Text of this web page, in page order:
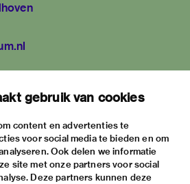
gebruik van cookies
content en advertenties te
voor social media te bieden en om
Ook delen we informatie
site met onze partners voor social
Deze partners kunnen deze